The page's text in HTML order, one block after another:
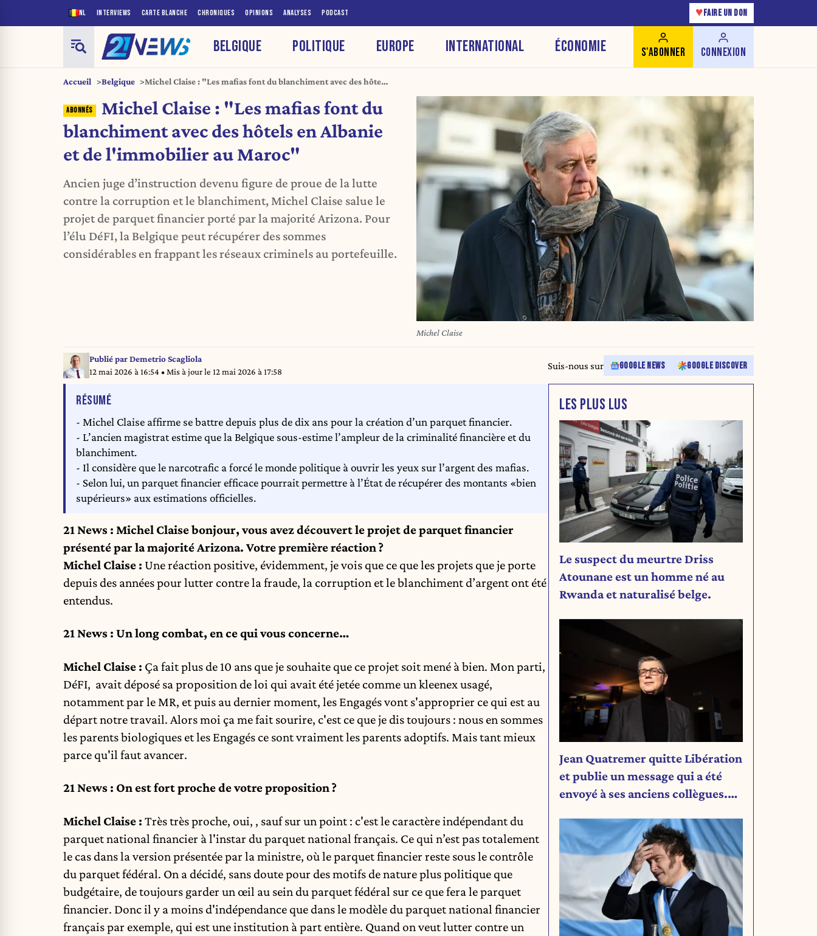
NL INTERVIEWS CARTE BLANCHE CHRONIQUES OPINIONS ANALYSES PODCAST ♥ FAIRE UN DON
BELGIQUE POLITIQUE EUROPE INTERNATIONAL ÉCONOMIE S'ABONNER CONNEXION
Accueil Belgique
Michel Claise : "Les mafias font du blanchiment avec des hôtels
Michel Claise : "Les mafias font du
blanchiment avec des hôtels en Albanie
et de l'immobilier au Maroc"
Ancien juge d’instruction devenu figure de proue de la lutte
contre la corruption et le blanchiment, Michel Claise salue le
projet de parquet financier porté par la majorité Arizona. Pour
l’élu DéFI, la Belgique peut récupérer des sommes
considérables en frappant les réseaux criminels au portefeuille.
Michel Claise
Publié parDemetrio Scagliola
12 mai 2026 à 16:54 • Mis à jour le 12 mai 2026 à 17:58
Suis-nous sur GOOGLE NEWS GOOGLE DISCOVER
RÉSUMÉDE L'ARTICLE
- Michel Claise affirme se battre depuis plus de dix ans pour la création d’un parquet financier.
- L’ancien magistrat estime que la Belgique sous-estime l’ampleur de la criminalité financière et du
blanchiment.
- Il considère que le narcotrafic a forcé le monde politique à ouvrir les yeux sur l’argent des mafias.
- Selon lui, un parquet financier efficace pourrait permettre à l’État de récupérer des montants «bien
supérieurs» aux estimations officielles.
21 News : Michel Claise bonjour, vous avez découvert le projet de parquet financier
présenté par la majorité Arizona. Votre première réaction ?
Michel Claise : Une réaction positive, évidemment, je vois que ce que les projets que je porte
depuis des années pour lutter contre la fraude, la corruption et le blanchiment d’argent ont été
entendus.
21 News : Un long combat, en ce qui vous concerne…
Michel Claise : Ça fait plus de 10 ans que je souhaite que ce projet soit mené à bien. Mon parti,
DéFI, avait déposé sa proposition de loi qui avait été jetée comme un kleenex usagé,
notamment par le MR, et puis au dernier moment, les Engagés vont s'approprier ce qui est au
départ notre travail. Alors moi ça me fait sourire, c'est ce que je dis toujours : nous en sommes
les parents biologiques et les Engagés ce sont vraiment les parents adoptifs. Mais tant mieux
parce qu'il faut avancer.
21 News : On est fort proche de votre proposition ?
Michel Claise : Très très proche, oui, , sauf sur un point : c'est le caractère indépendant du
parquet national financier à l'instar du parquet national français. Ce qui n’est pas totalement
le cas dans la version présentée par la ministre, où le parquet financier reste sous le contrôle
du parquet fédéral. On a décidé, sans doute pour des motifs de nature plus politique que
budgétaire, de toujours garder un œil au sein du parquet fédéral sur ce que fera le parquet
financier. Donc il y a moins d'indépendance que dans le modèle du parquet national financier
français par exemple, qui est une institution à part entière. Quand on veut lutter contre un
LES PLUS LUS
Le suspect du meurtre Driss
Atounane est un homme né au
Rwanda et naturalisé belge.
Jean Quatremer quitte Libération
et publie un message qui a été
envoyé à ses anciens collègues.